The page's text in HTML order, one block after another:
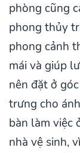
phòng cũng
phong thủy
phong cảnh
mái và giúp
nên đặt ở
trưng cho
bàn làm việc
nhà vệ sinh,